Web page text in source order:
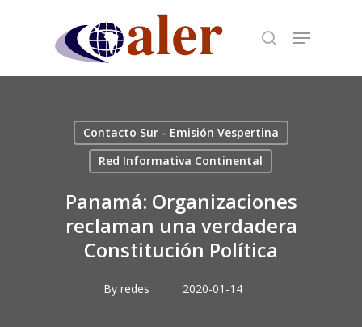
content
Contacto Sur - Emisión Vespertina
Red Informativa Continental
Panamá: Organizaciones
reclaman una verdadera
Constitución Política
By redes 2020-01-14